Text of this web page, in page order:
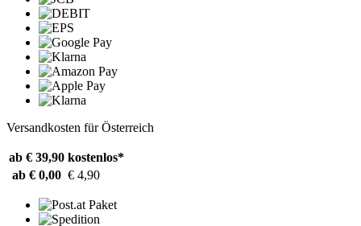
Versandkosten für Österreich
ab € 39,90 kostenlos*
ab € 0,00 € 4,90